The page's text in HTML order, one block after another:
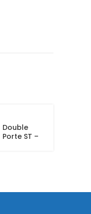
Double
Porte ST –